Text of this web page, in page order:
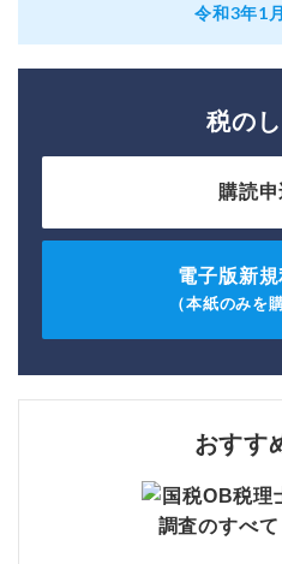
令和3年1
税の
購読
電子版新
（本紙のみを
おすす